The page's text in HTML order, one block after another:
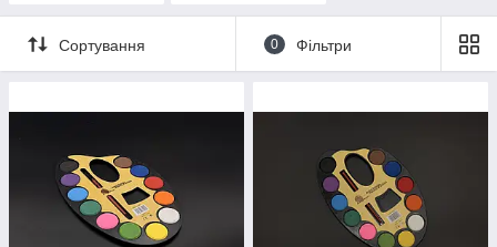
Сортування 0 Фільтри